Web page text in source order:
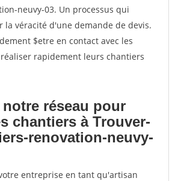
neuvy-03. Un processus qui
la véracité d'une demande de devis.
$etre en contact avec les
rapidement leurs chantiers
réseau pour
chantiers à Trouver-
renovation-neuvy-
entreprise en tant qu'artisan